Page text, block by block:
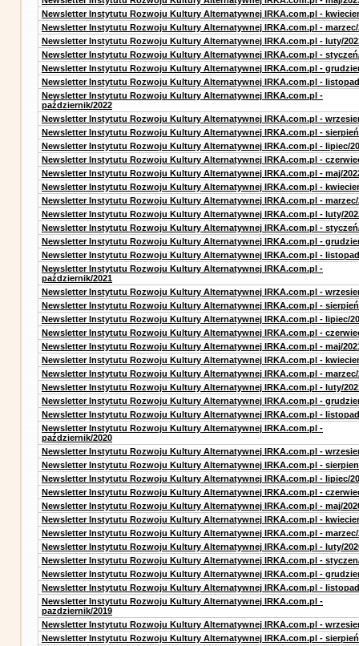
Newsletter Instytutu Rozwoju Kultury Alternatywnej IRKA.com.pl -
Newsletter Instytutu Rozwoju Kultury Alternatywnej IRKA.com.pl - marzec/
Newsletter Instytutu Rozwoju Kultury Alternatywnej IRKA.com.pl - luty/
Newsletter Instytutu Rozwoju Kultury Alternatywnej IRKA.com.pl -
Newsletter Instytutu Rozwoju Kultury Alternatywnej IRKA.com.pl -
Newsletter Instytutu Rozwoju Kultury Alternatywnej IRKA.com.pl -
Newsletter Instytutu Rozwoju Kultury Alternatywnej IRKA.com.pl -
październik/2022
Newsletter Instytutu Rozwoju Kultury Alternatywnej IRKA.com.pl -
Newsletter Instytutu Rozwoju Kultury Alternatywnej IRKA.com.pl -
Newsletter Instytutu Rozwoju Kultury Alternatywnej IRKA.com.pl - lipiec/
Newsletter Instytutu Rozwoju Kultury Alternatywnej IRKA.com.pl -
Newsletter Instytutu Rozwoju Kultury Alternatywnej IRKA.com.pl - maj/
Newsletter Instytutu Rozwoju Kultury Alternatywnej IRKA.com.pl -
Newsletter Instytutu Rozwoju Kultury Alternatywnej IRKA.com.pl - marzec/
Newsletter Instytutu Rozwoju Kultury Alternatywnej IRKA.com.pl - luty/
Newsletter Instytutu Rozwoju Kultury Alternatywnej IRKA.com.pl -
Newsletter Instytutu Rozwoju Kultury Alternatywnej IRKA.com.pl -
Newsletter Instytutu Rozwoju Kultury Alternatywnej IRKA.com.pl -
Newsletter Instytutu Rozwoju Kultury Alternatywnej IRKA.com.pl -
październik/2021
Newsletter Instytutu Rozwoju Kultury Alternatywnej IRKA.com.pl -
Newsletter Instytutu Rozwoju Kultury Alternatywnej IRKA.com.pl -
Newsletter Instytutu Rozwoju Kultury Alternatywnej IRKA.com.pl - lipiec/
Newsletter Instytutu Rozwoju Kultury Alternatywnej IRKA.com.pl -
Newsletter Instytutu Rozwoju Kultury Alternatywnej IRKA.com.pl - maj/
Newsletter Instytutu Rozwoju Kultury Alternatywnej IRKA.com.pl -
Newsletter Instytutu Rozwoju Kultury Alternatywnej IRKA.com.pl - marzec/
Newsletter Instytutu Rozwoju Kultury Alternatywnej IRKA.com.pl - luty/
Newsletter Instytutu Rozwoju Kultury Alternatywnej IRKA.com.pl -
Newsletter Instytutu Rozwoju Kultury Alternatywnej IRKA.com.pl -
Newsletter Instytutu Rozwoju Kultury Alternatywnej IRKA.com.pl -
październik/2020
Newsletter Instytutu Rozwoju Kultury Alternatywnej IRKA.com.pl -
Newsletter Instytutu Rozwoju Kultury Alternatywnej IRKA.com.pl -
Newsletter Instytutu Rozwoju Kultury Alternatywnej IRKA.com.pl - lipiec/
Newsletter Instytutu Rozwoju Kultury Alternatywnej IRKA.com.pl -
Newsletter Instytutu Rozwoju Kultury Alternatywnej IRKA.com.pl - maj/
Newsletter Instytutu Rozwoju Kultury Alternatywnej IRKA.com.pl -
Newsletter Instytutu Rozwoju Kultury Alternatywnej IRKA.com.pl - marzec/
Newsletter Instytutu Rozwoju Kultury Alternatywnej IRKA.com.pl - luty/
Newsletter Instytutu Rozwoju Kultury Alternatywnej IRKA.com.pl -
Newsletter Instytutu Rozwoju Kultury Alternatywnej IRKA.com.pl -
Newsletter Instytutu Rozwoju Kultury Alternatywnej IRKA.com.pl -
Newsletter Instytutu Rozwoju Kultury Alternatywnej IRKA.com.pl -
pazdziernik/2019
Newsletter Instytutu Rozwoju Kultury Alternatywnej IRKA.com.pl -
Newsletter Instytutu Rozwoju Kultury Alternatywnej IRKA.com.pl -